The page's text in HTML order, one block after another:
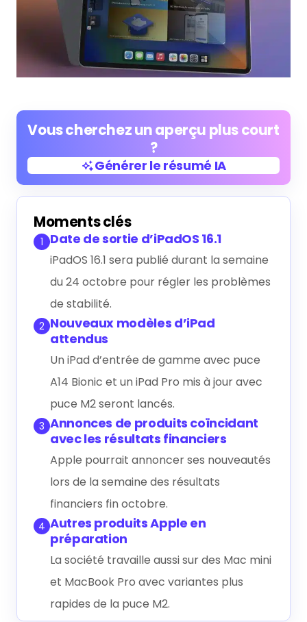
Vous cherchez un aperçu plus court
?
Générer le résumé IA
Générer le résumé IA
Moments clés
1 Date de sortie d’iPadOS 16.1
iPadOS 16.1 sera publié durant la semaine
du 24 octobre pour régler les problèmes
de stabilité.
2 Nouveaux modèles d’iPad
attendus
Un iPad d’entrée de gamme avec puce
A14 Bionic et un iPad Pro mis à jour avec
puce M2 seront lancés.
3 Annonces de produits coïncidant
avec les résultats financiers
Apple pourrait annoncer ses nouveautés
lors de la semaine des résultats
financiers fin octobre.
4 Autres produits Apple en
préparation
La société travaille aussi sur des Mac mini
et MacBook Pro avec variantes plus
rapides de la puce M2.